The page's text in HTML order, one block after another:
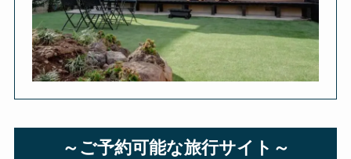
～ご予約可能な旅行サイト～